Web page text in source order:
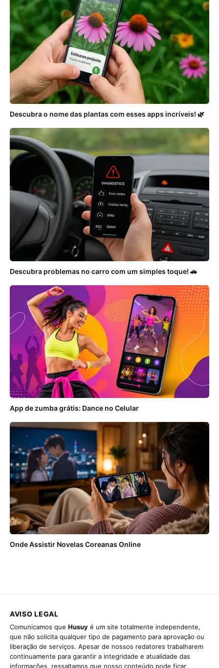
Descubra o nome das plantas com esses apps incríveis! 🌿
Descubra problemas no carro com um simples toque! 🚗
App de zumba grátis: Dance no Celular
Onde Assistir Novelas Coreanas Online
AVISO LEGAL
Comunicamos que Husuy é um site totalmente independente,
que não solicita qualquer tipo de pagamento para aprovação ou
liberação de serviços. Apesar de nossos redatores trabalharem
continuamente para garantir a integridade e atualidade das
informações, ressaltamos que nosso conteúdo pode ficar